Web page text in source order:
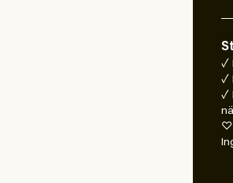
✓
✓
✓
♡